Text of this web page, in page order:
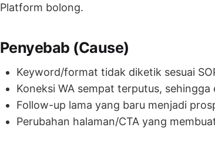
Platform bolong.
Penyebab (Cause)
Keyword/format tidak diketik sesuai
Koneksi WA sempat terputus,
Follow-up lama yang baru menjadi
Perubahan halaman/CTA yang